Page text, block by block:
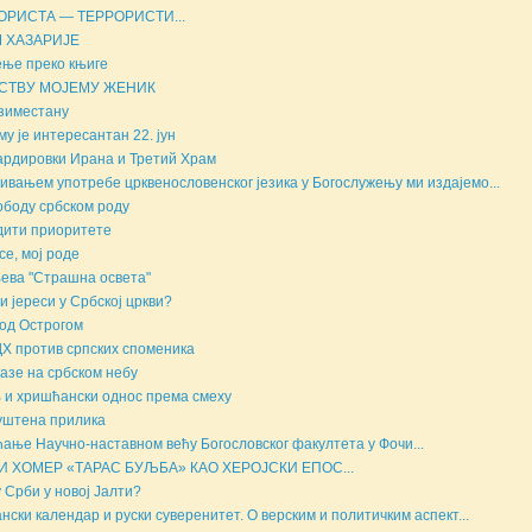
— ТЕРРОРИСТИ...
преко књиге
МОЈЕМУ ЖЕНИК
је интересантан 22. јун
Ирана и Третий Храм
употребе црквенословенског језика у Богослужењу ми издајемо...
србском роду
приоритете
мој роде
"Страшна освета"
јереси у Србској цркви?
Острогом
против српских споменика
на србском небу
и хришћански однос према смеху
прилика
Научно-наставном већу Богословског факултета у Фочи...
ХОМЕР «ТАРАС БУЉБА» КАО ХЕРОЈСКИ ЕПОС...
Срби у новој Јалти?
календар и руски суверенитет. О верским и политичким аспект...